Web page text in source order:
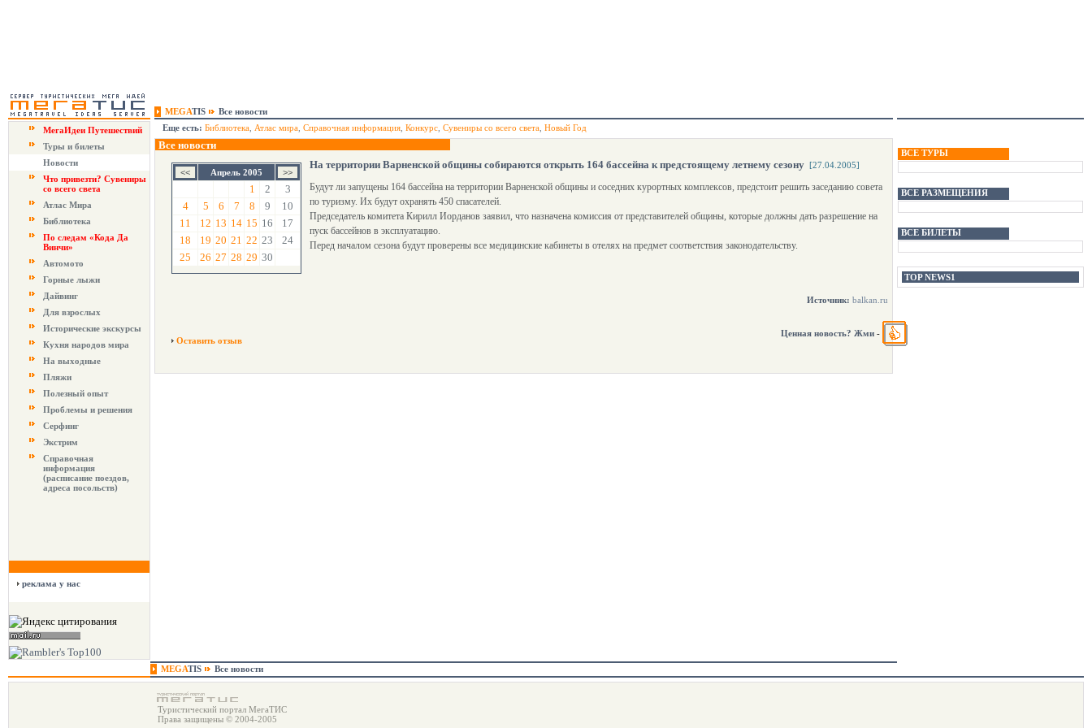
MEGATIS
Все новости
МегаИдеи Путешествий
Туры и билеты
Новости
Что привезти? Сувениры
со всего света
Атлас Мира
Библиотека
По следам «Кода Да
Винчи»
Автомото
Горные лыжи
Дайвинг
Для взрослых
Исторические экскурсы
Кухня народов мира
На выходные
Пляжи
Полезный опыт
Проблемы и решения
Серфинг
Экстрим
Справочная
информация
(расписание поездов,
адреса посольств)
реклама у нас
Еще есть: Библиотека Атлас мира Справочная информация Конкурс Сувениры со всего света Новый Год
Все новости
Апрель 2005
1 2
3
4
5 6 7 8 9
10
11
12 13 14 15 16
17
18
19 20 21 22 23
24
25
26 27 28 29 30
На территории Варненской общины собираются открыть 164 бассейна к предстоящему летнему сезону [27.04.2005]
Будут ли запущены 164 бассейна на территории Варненской общины и соседних курортных комплексов, предстоит решить заседанию совета
по туризму. Их будут охранять 450 спасателей.
Председатель комитета Кирилл Иорданов заявил, что назначена комиссия от представителей общины, которые должны дать разрешение на
пуск бассейнов в эксплуатацию.
Перед началом сезона будут проверены все медицинские кабинеты в отелях на предмет соответствия законодательству.
Источник: balkan.ru
Оставить отзыв
Ценная новость? Жми -
ВСЕ ТУРЫ
ВСЕ РАЗМЕЩЕНИЯ
ВСЕ БИЛЕТЫ
TOP NEWS1
MEGATIS Все новости
Туристический портал МегаТИС
Права защищены © 2004-2005